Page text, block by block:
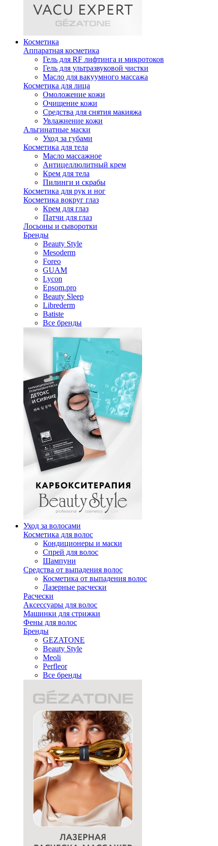
Косметика
Аппаратная косметика
Гель для RF лифтинга и микротоков
Гель для ультразвуковой чистки
Масло для вакуумного массажа
Косметика для лица
Омоложение кожи
Очищение кожи
Средства для снятия макияжа
Увлажнение кожи
Альгинатные маски
Уход за губами
Косметика для тела
Масло массажное
Антицеллюлитный крем
Крем для тела
Пилинги и скрабы
Косметика для рук и ног
Косметика вокруг глаз
Крем для глаз
Патчи для глаз
Лосьоны и сыворотки
Бренды
Beauty Style
Mesoderm
Foreo
GUAM
Lycon
Epsom.pro
Beauty Sleep
Librederm
Batiste
Все бренды
Уход за волосами
Косметика для волос
Кондиционеры и маски
Спрей для волос
Шампуни
Средства от выпадения волос
Косметика от выпадения волос
Лазерные расчески
Расчески
Аксессуары для волос
Машинки для стрижки
Фены для волос
Бренды
GEZATONE
Beauty Style
Meoli
Perfleor
Все бренды